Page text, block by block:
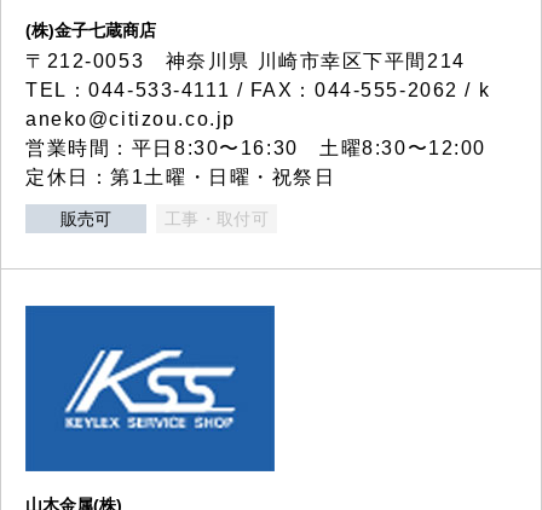
(株)金子七蔵商店
〒212-0053 神奈川県 川崎市幸区下平間214
TEL：044-533-4111 / FAX：044-555-2062 / k
aneko@citizou.co.jp
営業時間：平日8:30〜16:30 土曜8:30〜12:00
定休日：第1土曜・日曜・祝祭日
販売可 工事・取付可
山木金属(株)